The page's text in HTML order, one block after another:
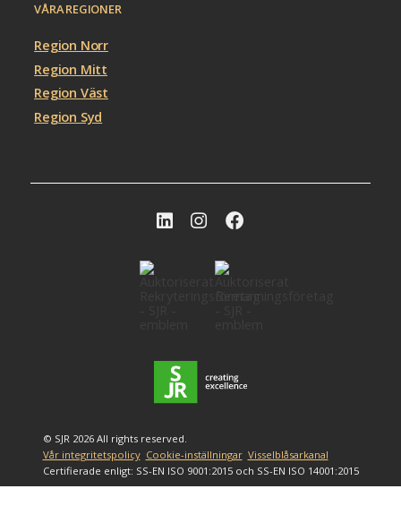
VÅRA REGIONER
Region Norr
Region Mitt
Region Väst
Region Syd
© SJR 2026 All rights reserved.
Vår integritetspolicy Cookie-inställningar Visselblåsarkanal
Certifierade enligt: SS-EN ISO 9001:2015 och SS-EN ISO 14001:2015